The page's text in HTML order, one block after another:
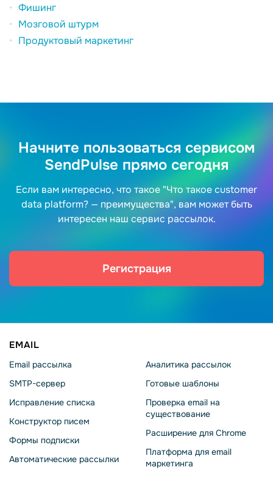
Фишинг
Мозговой штурм
Продуктовый маркетинг
Начните пользоваться сервисом
SendPulse прямо сегодня
Если вам интересно, что такое "Что такое customer
data platform? — преимущества", вам может быть
интересен наш сервис рассылок.
Регистрация
EMAIL
Email рассылка
SMTP-сервер
Исправление списка
Конструктор писем
Формы подписки
Автоматические рассылки
Аналитика рассылок
Готовые шаблоны
Проверка email на
существование
Расширение для Chrome
Платформа для email
маркетинга